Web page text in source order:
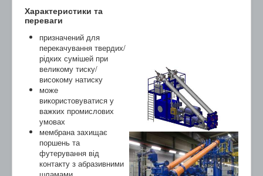
Характеристики та
переваги
призначений для
перекачування твердих/
рідких сумішей при
великому тиску/
високому натиску
може
використовуватися у
важких промислових
умовах
мембрана захищає
поршень та
футерування від
контакту з абразивними